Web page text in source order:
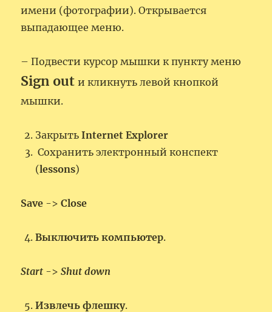
имени (фотографии). Открывается
выпадающее меню.
– Подвести курсор мышки к пункту меню
Sign out и кликнуть левой кнопкой
мышки.
ЗакрытьInternet Explorer
Сохранить электронный конспект
(lessons)
Save ->Close
Выключить компьютер.
Start ->Shut down
Извлечь флешку.